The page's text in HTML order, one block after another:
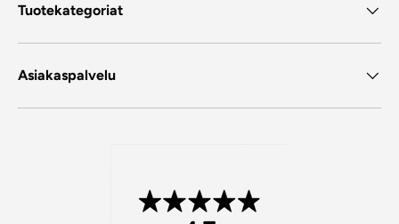
Tuotekategoriat
Asiakaspalvelu